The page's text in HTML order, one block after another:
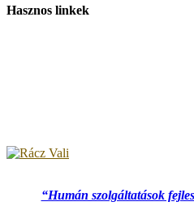
Hasznos linkek
“Humán szolgáltatások